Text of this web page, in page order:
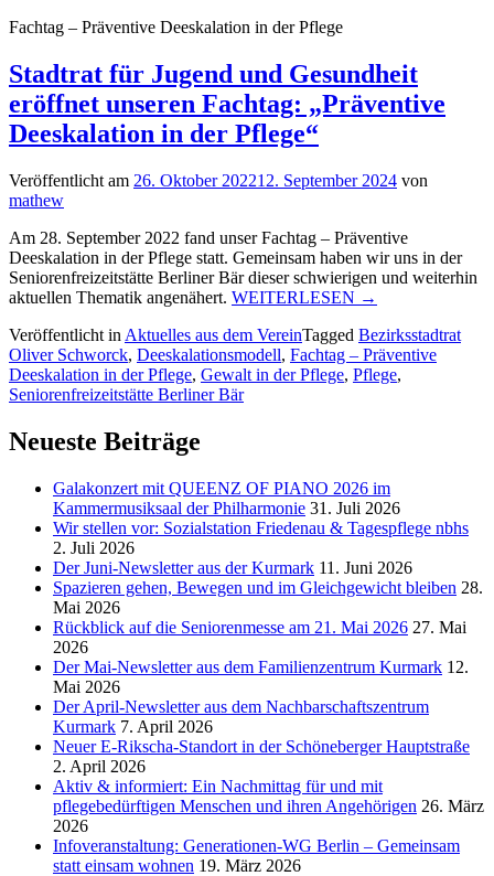
Fachtag – Präventive Deeskalation in der Pflege
Stadtrat für Jugend und Gesundheit
eröffnet unseren Fachtag: „Präventive
Deeskalation in der Pflege“
Veröffentlicht am 26. Oktober 202212. September 2024 von
mathew
Am 28. September 2022 fand unser Fachtag – Präventive
Deeskalation in der Pflege statt. Gemeinsam haben wir uns in der
Seniorenfreizeitstätte Berliner Bär dieser schwierigen und weiterhin
aktuellen Thematik angenähert. WEITERLESEN „Stadtrat
Jugend
und
Gesundheit
in
der
Pflege““
→
Veröffentlicht in Aktuelles aus dem VereinTagged Bezirksstadtrat
Oliver Schworck, Deeskalationsmodell, Fachtag – Präventive
Deeskalation in der Pflege, Gewalt in der Pflege, Pflege,
Seniorenfreizeitstätte Berliner Bär
Neueste Beiträge
Galakonzert mit QUEENZ OF PIANO 2026 im
Kammermusiksaal der Philharmonie 31. Juli 2026
Wir stellen vor: Sozialstation Friedenau & Tagespflege nbhs
2. Juli 2026
Der Juni-Newsletter aus der Kurmark 11. Juni 2026
Spazieren gehen, Bewegen und im Gleichgewicht bleiben 28.
Mai 2026
Rückblick auf die Seniorenmesse am 21. Mai 2026 27. Mai
2026
Der Mai-Newsletter aus dem Familienzentrum Kurmark 12.
Mai 2026
Der April-Newsletter aus dem Nachbarschaftszentrum
Kurmark 7. April 2026
Neuer E-Rikscha-Standort in der Schöneberger Hauptstraße
2. April 2026
Aktiv & informiert: Ein Nachmittag für und mit
pflegebedürftigen Menschen und ihren Angehörigen 26. März
2026
Infoveranstaltung: Generationen-WG Berlin – Gemeinsam
statt einsam wohnen 19. März 2026